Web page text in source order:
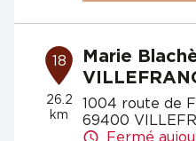
18
26.2
km
Marie
1004 route de
69400
Fermé